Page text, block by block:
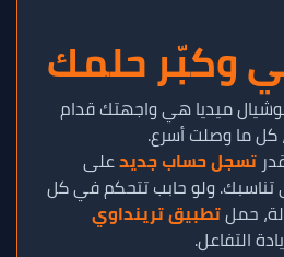
وكبّر حلمك
ميديا هي واجهتك قدام
كل ما وصلت أسرع.
تسجل حساب جديدعلى
تناسبك. ولو حابب تتحكم في كل
حملتطبيق ترينداوي
التفاعل.